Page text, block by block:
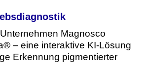
Magnosco
– eine interaktive KI-Lösung
Erkennung pigmentierter